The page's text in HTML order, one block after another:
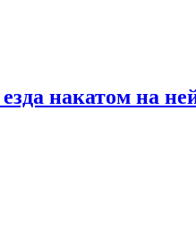
накатом на